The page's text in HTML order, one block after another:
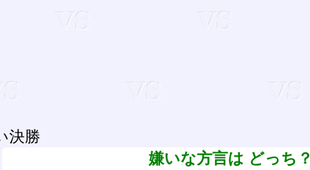
決勝
嫌いな方言は どっち？